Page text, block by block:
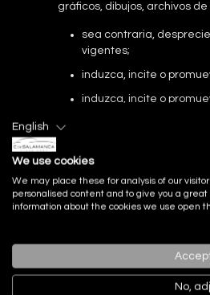
gráficos, dibujos, archivos
sea contraria,
vigentes;
induzca, incite o
induzca, incite o
sea contrario al
de cualquier manera
El prestador se exime de
introducida por un tercero
Esta web ha sido revisada
English
We use cookies
We may place these for analysis of our
personalised content and to give you a
information about the cookies we use open
Accept
No,